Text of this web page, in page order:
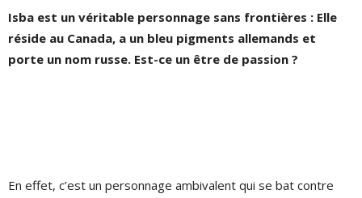
Isba est un véritable personnage sans frontières : Elle
réside au Canada, a un bleu pigments allemands et
porte un nom russe. Est-ce un être de passion ?
En effet, c’est un personnage ambivalent qui se bat contre